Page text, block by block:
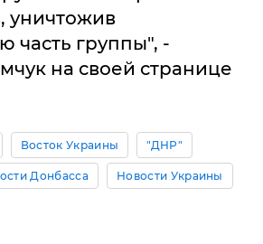
уничтожив
часть группы", -
на своей странице
Восток Украины "ДНР"
Донбасса Новости Украины